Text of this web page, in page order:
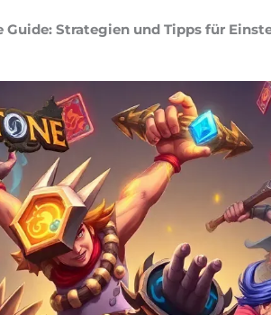
Guide: Strategien und Tipps für